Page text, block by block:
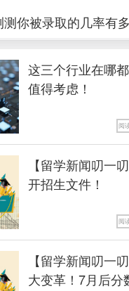
留学就业
这三个行业在哪
值得考虑！
阅
【留学新闻叨一
开招生文件！
阅
【留学新闻叨一
大变革！7月后分
测你被录取的几率有